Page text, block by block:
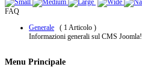
FAQ
Generale
( 1 Articolo )
Informazioni generali sul CMS Joomla!
Menu Principale